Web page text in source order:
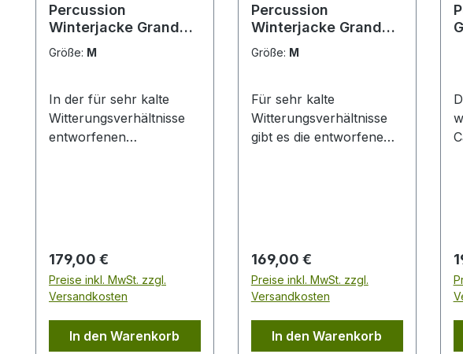
Percussion
Winterjacke Grand
Nord I NEU
Größe: M
In der für sehr kalte
Witterungsverhältnisse
entworfenen
Microfleecefutter –
besteht aus einem
zweifarbigen,
wildlederähnlichen
Oberstoff und einem
Regulärer Preis:
179,00 €
Preise inkl. MwSt. zzgl.
Versandkosten
In den Warenkorb
Percussion
Winterjacke Grand
Nord
Größe: M
Für sehr kalte
Witterungsverhältnisse
gibt es die entworfene
(Oberstoff, Membrane,
Wattierung,
Microfleecefutter)
besteht aus einem
zweifarbigen,
Regulärer Preis:
169,00 €
Preise inkl. MwSt. zzgl.
Versandkosten
In den Warenkorb